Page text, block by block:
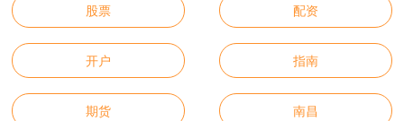
股票 配资
开户 指南
期货 南昌